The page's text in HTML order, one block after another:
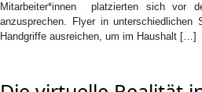
Mitarbeiter*innen platzierten sich vor
anzusprechen. Flyer in
Handgriffe ausreichen, um im Haushalt […]